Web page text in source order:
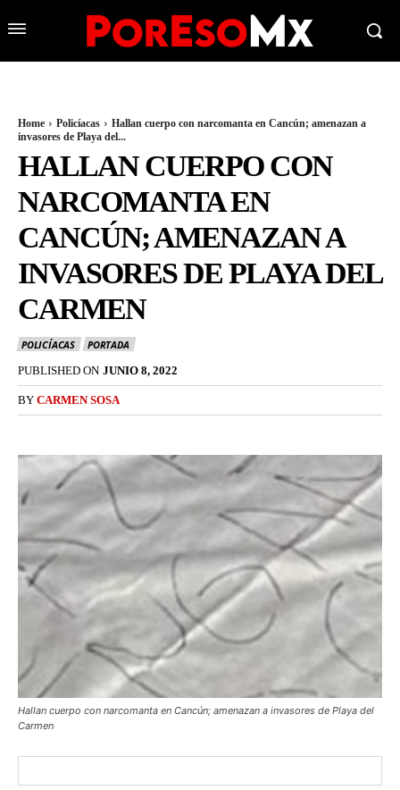
Home Policíacas
Hallan cuerpo con narcomanta en Cancún; amenazan a
invasores de Playa del...
HALLAN CUERPO CON
NARCOMANTA EN
CANCÚN; AMENAZAN A
INVASORES DE PLAYA DEL
CARMEN
POLICÍACAS
PORTADA
PUBLISHED ON JUNIO 8, 2022
BY CARMEN SOSA
Hallan cuerpo con narcomanta en Cancún; amenazan a invasores de Playa del
Carmen